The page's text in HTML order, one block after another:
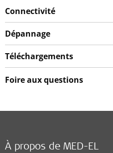
Connectivité
Dépannage
Téléchargements
Foire aux questions
À propos de MED-EL